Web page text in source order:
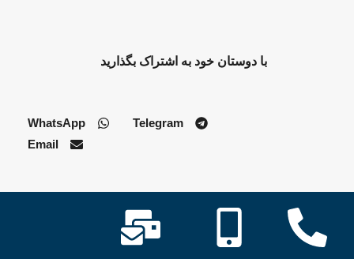
با دوستان خود به اشتراک بگذارید
Telegram
WhatsApp
Email